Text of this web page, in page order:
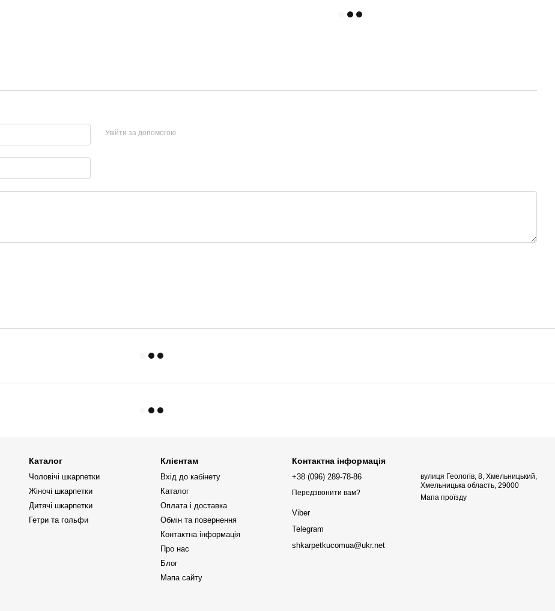
Увійти за допомогою
Каталог
Чоловічі шкарпетки
Жіночі шкарпетки
Дитячі шкарпетки
Гетри та гольфи
Клієнтам
Вхід до кабінету
Каталог
Оплата і доставка
Обмін та повернення
Контактна інформація
Про нас
Блог
Мапа сайту
Контактна інформація
+38 (096) 289-78-86
Передзвонити вам?
Viber
Telegram
shkarpetkucomua@ukr.net
вулиця Геологів, 8, Хмельницький,
Хмельницька область, 29000
Мапа проїзду